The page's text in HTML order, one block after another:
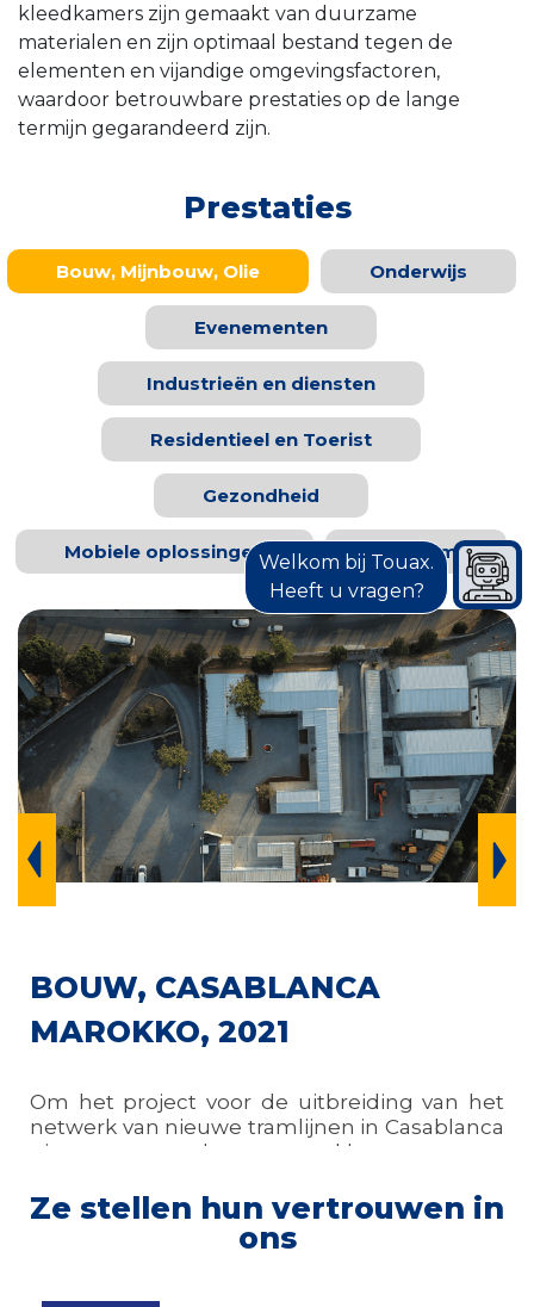
kleedkamers zijn gemaakt van duurzame
materialen en zijn optimaal bestand tegen de
elementen en vijandige omgevingsfactoren,
waardoor betrouwbare prestaties op de lange
termijn gegarandeerd zijn.
Prestaties
Bouw, Mijnbouw, Olie Onderwijs
Evenementen
Industrieën en diensten
Residentieel en Toerist
Gezondheid
Mobiele oplossingen Telecom
BOUW, CASABLANCA
MAROKKO, 2021
Om het project voor de uitbreiding van het
netwerk van nieuwe tramlijnen in Casablanca
uit te voeren, koos onze klant voor een
Ontdek meer
Ze stellen hun vertrouwen in
ons
Welkom bij Touax.
Heeft u vragen?